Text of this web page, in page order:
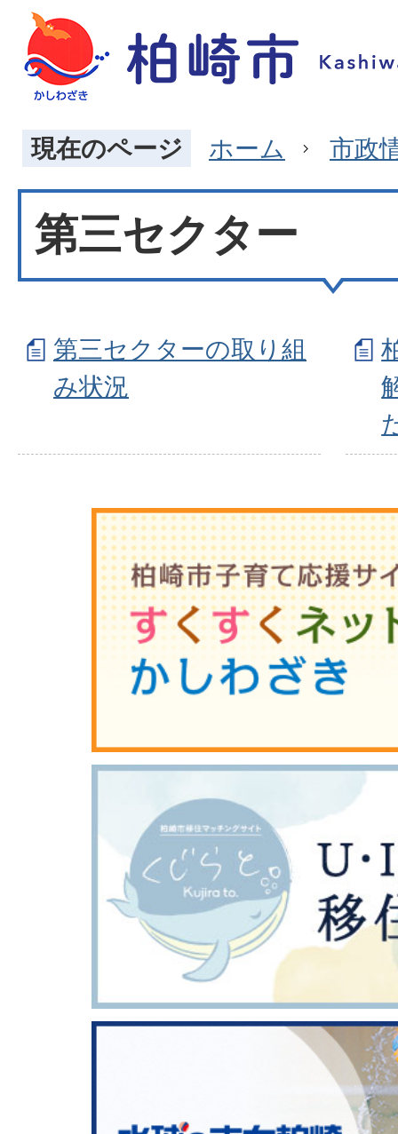
現在のページ ホーム 市政
第三セクター
第三セクターの取り組
み状況